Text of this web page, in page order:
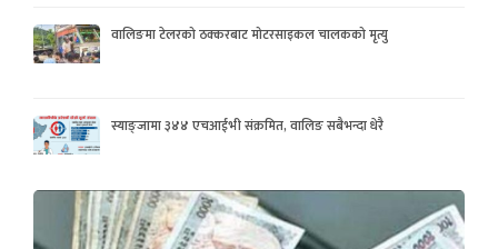
वालिङमा टेलरको ठक्करबाट मोटरसाइकल चालकको मृत्यु
स्याङ्जामा ३४४ एचआईभी संक्रमित, वालिङ सबैभन्दा धेरै